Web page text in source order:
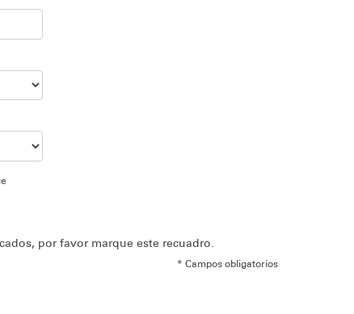
por favor marque este recuadro.
* Campos obligatorios